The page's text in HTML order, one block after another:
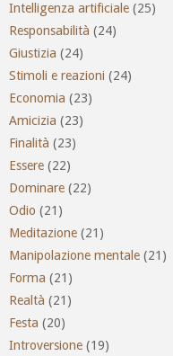
Intelligenza artificiale (25)
Responsabilità (24)
Giustizia (24)
Stimoli e reazioni (24)
Economia (23)
Amicizia (23)
Finalità (23)
Essere (22)
Dominare (22)
Odio (21)
Meditazione (21)
Manipolazione mentale (21)
Forma (21)
Realtà (21)
Festa (20)
Introversione (19)